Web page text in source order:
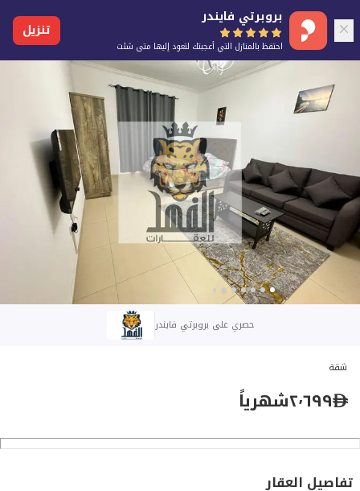
بروبرتي فايندر
احتفظ بالمنازل التي أعجبتك لتعود إليها متى شئت
تنزيل
حصري على بروبرتي فايندر
شقة
٢٬٦٩٩شهرياً
تفاصيل العقار